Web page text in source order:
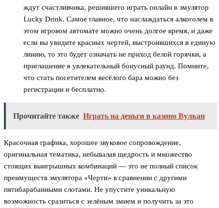
ждут счастливчика, решившего играть онлайн в эмулятор
Lucky Drink. Самое главное, что наслаждаться алкоголем в
этом игровом автомате можно очень долгое время, и даже
если вы увидите красных чертей, выстроившихся в единую
линию, то это будет означать не приход белой горячки, а
приглашение в увлекательный бонусный раунд. Помните,
что стать посетителем весёлого бара можно без
регистрации и бесплатно.
Прочитайте также Играть на деньги в казино Вулкан
Красочная графика, хорошее звуковое сопровождение,
оригинальная тематика, небывалая щедрость и множество
стоящих выигрышных комбинаций — это не полный список
преимуществ эмулятора «Черти» в сравнении с другими
пятибарабанными слотами. Не упустите уникальную
возможность сразиться с зелёным змием и получить за это